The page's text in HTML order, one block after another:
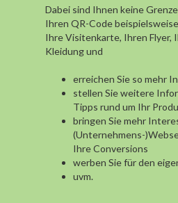
Dabei sind Ihnen keine
Ihren QR-Code
Ihre Visitenkarte, Ihren Flyer,
Kleidung und
erreichen Sie so mehr
stellen Sie weitere
Tipps rund um Ihr
bringen Sie mehr
(Unternehmens-
Ihre Conversions
werben Sie für den
uvm.